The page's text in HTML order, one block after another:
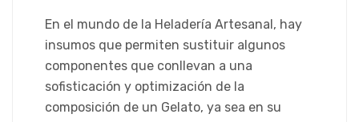
En el mundo de la Heladería Artesanal, hay
insumos que permiten sustituir algunos
componentes que conllevan a una
sofisticación y optimización de la
composición de un Gelato, ya sea en su